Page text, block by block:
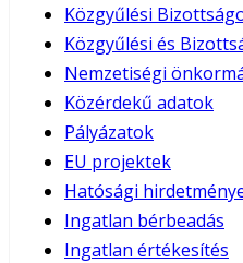
Közgyűlési
Közgyűlési és
Nemzetiségi
Közérdekű adatok
Pályázatok
EU projektek
Hatósági
Ingatlan bérbeadás
Ingatlan értékesítés